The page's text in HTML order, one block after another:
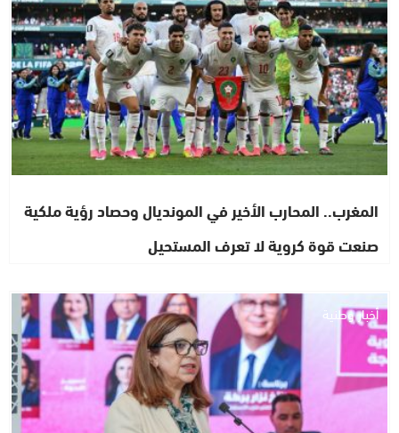
المغرب.. المحارب الأخير في المونديال وحصاد رؤية ملكية
صنعت قوة كروية لا تعرف المستحيل
أخبار وطنية